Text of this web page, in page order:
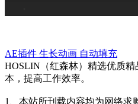
AE插件 生长动画 自动填充
HOSLIN（红森林）精选优质
本，提高工作效率。
1、本站所刊载内容均为网络求